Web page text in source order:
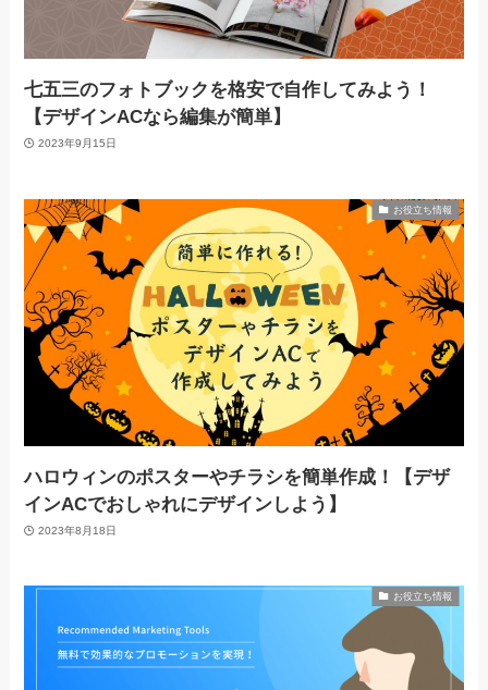
七五三のフォトブックを格安で自作してみよう！
【デザインACなら編集が簡単】
2023年9月15日
お役立ち情報
ハロウィンのポスターやチラシを簡単作成！【デザ
インACでおしゃれにデザインしよう】
2023年8月18日
お役立ち情報